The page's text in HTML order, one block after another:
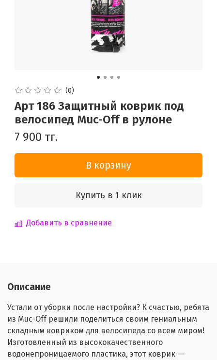
(0)
Арт 186 Защитный коврик под
велосипед Muc-Off в рулоне
7 900 тг.
В корзину
Купить в 1 клик
Добавить в сравнение
Описание
Устали от уборки после настройки? К счастью, ребята
из Muc-Off решили поделиться своим гениальным
складным ковриком для велосипеда со всем миром!
Изготовленный из высококачественного
водонепроницаемого пластика, этот коврик —